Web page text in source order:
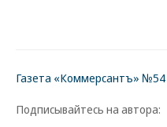
Газета «Коммерсантъ» №54
Подписывайтесь на автора: